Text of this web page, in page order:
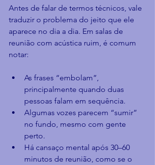
Antes de falar de termos técnicos, vale
traduzir o problema do jeito que ele
aparece no dia a dia. Em salas de
reunião com acústica ruim, é comum
notar:
As frases “embolam”,
principalmente quando duas
pessoas falam em sequência.
Algumas vozes parecem “sumir”
no fundo, mesmo com gente
perto.
Há cansaço mental após 30–60
minutos de reunião, como se o